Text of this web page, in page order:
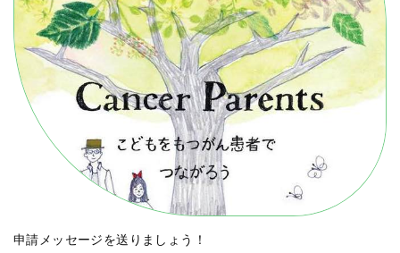
申請メッセージを送りましょう！